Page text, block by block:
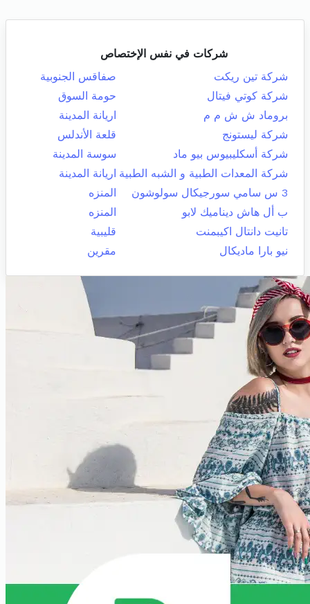
شركات في نفس الإختصاص
شركة تين ريكت
صفاقس الجنوبية
شركة كوتي فيتال
حومة السوق
بروماد ش ش م م
اريانة المدينة
شركة ليستونج
قلعة الأندلس
شركة أسكليبيوس بيو ماد
سوسة المدينة
شركة المعدات الطبية و الشبه الطبية اريانة المدينة
3 س سامي سورجيكال سولوشون
المنزه
ب أل هاش ديناميك لابو
المنزه
تانيت دانتال اكيبمنت
قليبية
نيو بارا ماديكال
مقرين